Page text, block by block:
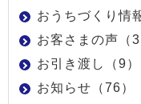
おうちづくり情
お客さまの声（3
お引き渡し（9）
お知らせ（76）